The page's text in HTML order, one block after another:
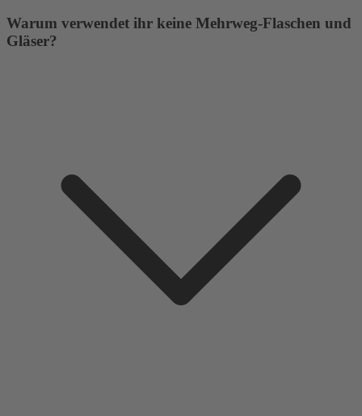
Warum verwendet ihr keine Mehrweg-Flaschen und
Gläser?